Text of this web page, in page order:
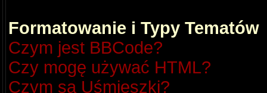
Formatowanie i Typy Tematów
Czym jest BBCode?
Czy mogę używać HTML?
Czym są Uśmieszki?